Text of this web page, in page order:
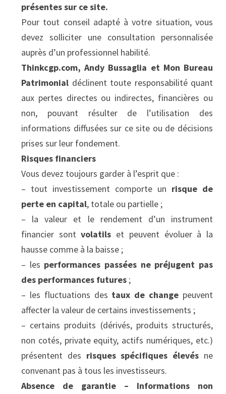
présentes sur ce site.
Pour tout conseil adapté à votre situation, vous
devez solliciter une consultation personnalisée
auprès d’un professionnel habilité.
Thinkcgp.com, Andy Bussaglia et Mon Bureau
Patrimonial déclinent toute responsabilité quant
aux pertes directes ou indirectes, financières ou
non, pouvant résulter de l’utilisation des
informations diffusées sur ce site ou de décisions
prises sur leur fondement.
Risques financiers
Vous devez toujours garder à l’esprit que :
– tout investissement comporte un risque de
perte en capital, totale ou partielle ;
– la valeur et le rendement d’un instrument
financier sont volatils et peuvent évoluer à la
hausse comme à la baisse ;
– les performances passées ne préjugent pas
des performances futures ;
– les fluctuations des taux de change peuvent
affecter la valeur de certains investissements ;
– certains produits (dérivés, produits structurés,
non cotés, private equity, actifs numériques, etc.)
présentent des risques spécifiques élevés ne
convenant pas à tous les investisseurs.
Absence de garantie – Informations non